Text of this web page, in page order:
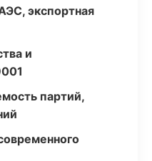
экспортная
и
партий,